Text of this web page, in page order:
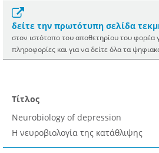
δείτε την πρωτότυπη σελίδα
στον ιστότοπο του αποθετηρίου του φορέα
πληροφορίες και για να δείτε όλα τα
Τίτλος
Neurobiology of depression
Η νευροβιολογία της κατάθλιψης